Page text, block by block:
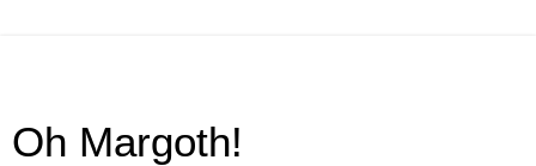
Oh Margoth!